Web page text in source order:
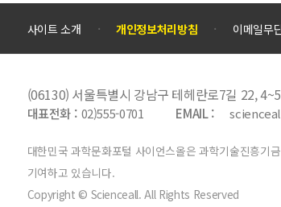
사이트 소개 개인정보처리방침 이메일무
(06130) 서울특별시 강남구 테헤란로7길 22,
대표전화 : 02)555-0701 EMAIL :
대한민국 과학문화포털 사이언스올은 과학기술진흥기
기여하고 있습니다.
Copyright © Scienceall. All Rights Reserved